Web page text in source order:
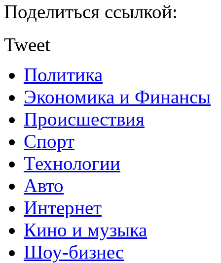
Поделиться ссылкой:
Tweet
Политика
Экономика и Финансы
Происшествия
Спорт
Технологии
Авто
Интернет
Кино и музыка
Шоу-бизнес